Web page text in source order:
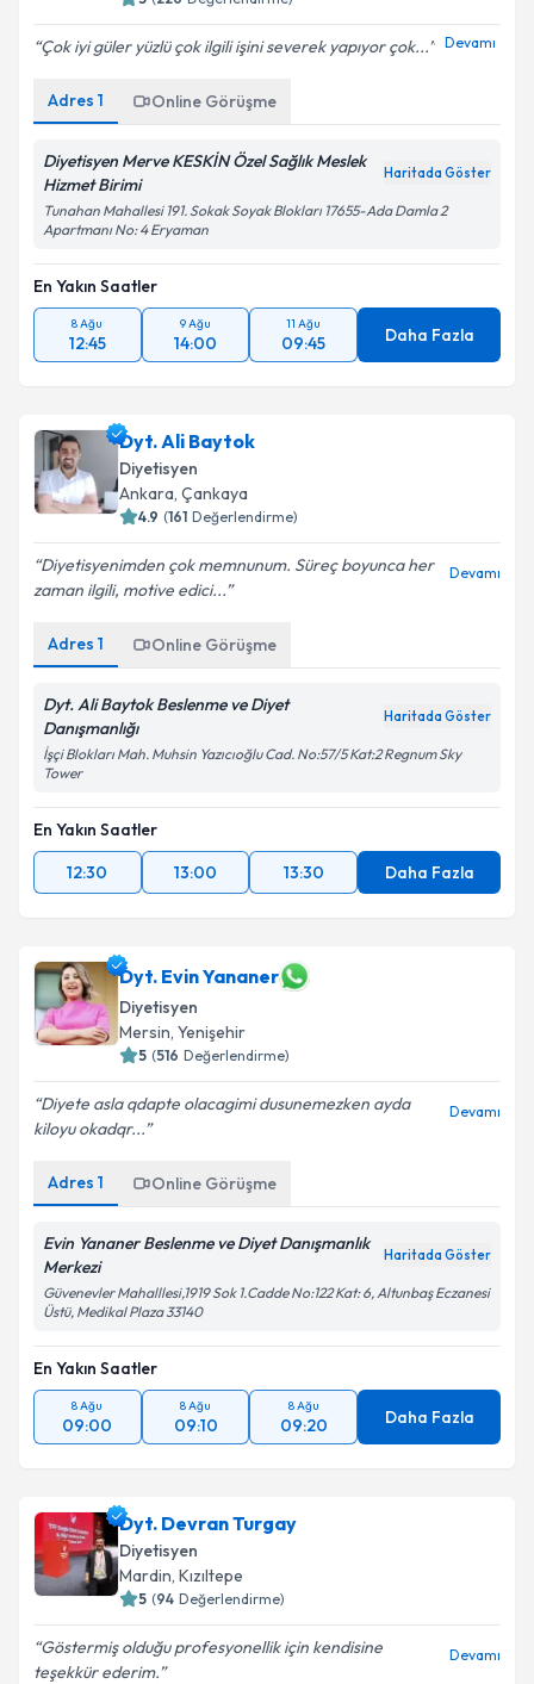
Çok iyi güler yüzlü çok ilgili işini severek yapıyor çok... Devamı
Adres 1 Online Görüşme
Diyetisyen Merve KESKİN Özel Sağlık Meslek
Hizmet Birimi
Haritada Göster
Tunahan Mahallesi 191. Sokak Soyak Blokları 17655-Ada Damla 2
Apartmanı No: 4 Eryaman
En Yakın Saatler
8 Ağu
12:45
9 Ağu
14:00
11 Ağu
09:45 Daha Fazla
Dyt. Ali Baytok
Diyetisyen
Ankara, Çankaya
4.9 (161 Değerlendirme)
Diyetisyenimden çok memnunum. Süreç boyunca her
zaman ilgili, motive edici...
Devamı
Adres 1 Online Görüşme
Dyt. Ali Baytok Beslenme ve Diyet
Danışmanlığı
Haritada Göster
İşçi Blokları Mah. Muhsin Yazıcıoğlu Cad. No:57/5 Kat:2 Regnum Sky
Tower
En Yakın Saatler
12:30
13:00 13:30 Daha Fazla
Dyt. Evin Yananer
Diyetisyen
Mersin, Yenişehir
5 (516 Değerlendirme)
Diyete asla qdapte olacagimi dusunemezken ayda
kiloyu okadqr...
Devamı
Adres 1 Online Görüşme
Evin Yananer Beslenme ve Diyet Danışmanlık
Merkezi
Haritada Göster
Güvenevler Mahalllesi,1919 Sok 1.Cadde No:122 Kat: 6, Altunbaş Eczanesi
Üstü, Medikal Plaza 33140
En Yakın Saatler
8 Ağu
09:00
8 Ağu
09:10
8 Ağu
09:20 Daha Fazla
Dyt. Devran Turgay
Diyetisyen
Mardin, Kızıltepe
5 (94 Değerlendirme)
Göstermiş olduğu profesyonellik için kendisine
teşekkür ederim.
Devamı